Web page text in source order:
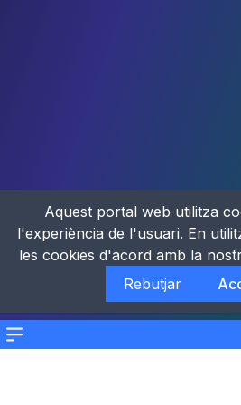
Menu
Aquest portal web utilitza
l'experiència de l'usuari. En
les cookies d'acord amb la
Rebutjar